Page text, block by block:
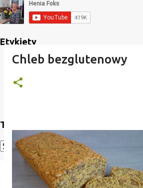
Etykiety
Translate
Powered by Translate
Chleb bezglutenowy